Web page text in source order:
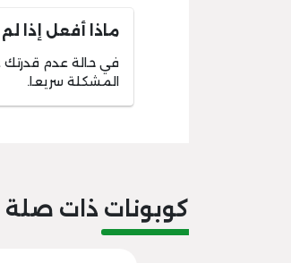
ماذا أفعل إذا
في حالة عدم
المشكلة سريعا.
كوبونات ذات صلة